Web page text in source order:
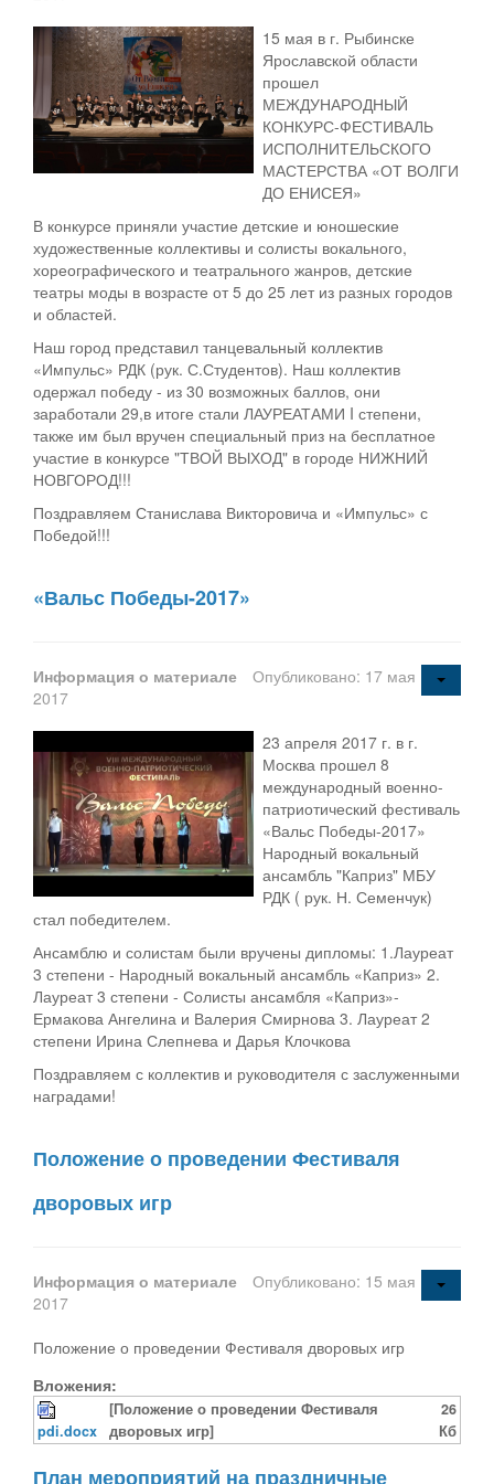
Персональные данные
Оценка регулирующего воздействия
Деятельность МУ
Нормативы градостроительного проектирования
Правила землепользования и застройки
Генеральные планы
Проекты планировки территории
Городское поселение
Сельские поселения
15 мая в г. Рыбинске
Ярославской области
прошел
МЕЖДУНАРОДНЫЙ
КОНКУРС-ФЕСТИВАЛЬ
ИСПОЛНИТЕЛЬСКОГО
МАСТЕРСТВА «ОТ ВОЛГИ
ДО ЕНИСЕЯ»
В конкурсе приняли участие детские и юношеские
художественные коллективы и солисты вокального,
хореографического и театрального жанров, детские
театры моды в возрасте от 5 до 25 лет из разных городов
и областей.
Наш город представил танцевальный коллектив
«Импульс» РДК (рук. С.Студентов). Наш коллектив
одержал победу - из 30 возможных баллов, они
заработали 29,в итоге стали ЛАУРЕАТАМИ I степени,
также им был вручен специальный приз на бесплатное
участие в конкурсе "ТВОЙ ВЫХОД" в городе НИЖНИЙ
НОВГОРОД!!!
Поздравляем Станислава Викторовича и «Импульс» с
Победой!!!
«Вальс Победы-2017»
Информация о материале
Опубликовано: 17 мая
2017
23 апреля 2017 г. в г.
Москва прошел 8
международный военно-
патриотический фестиваль
«Вальс Победы-2017»
Народный вокальный
ансамбль "Каприз" МБУ
РДК ( рук. Н. Семенчук)
стал победителем.
Ансамблю и солистам были вручены дипломы: 1.Лауреат
3 степени - Народный вокальный ансамбль «Каприз» 2.
Лауреат 3 степени - Солисты ансамбля «Каприз»-
Ермакова Ангелина и Валерия Смирнова 3. Лауреат 2
степени Ирина Слепнева и Дарья Клочкова
Поздравляем с коллектив и руководителя с заслуженными
наградами!
Положение о проведении Фестиваля
дворовых игр
Информация о материале
Опубликовано: 15 мая
2017
Положение о проведении Фестиваля дворовых игр
Вложения:
pdi.docx
[Положение о проведении Фестиваля
дворовых игр]
26
Кб
План мероприятий на праздничные